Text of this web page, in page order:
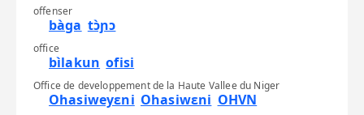
offenser
bàga tɔ̀ɲɔ
office
bìlakun ofisi
Office de developpement de la Haute Vallee du Niger
Ohasiweyɛni Ohasiwɛni OHVN